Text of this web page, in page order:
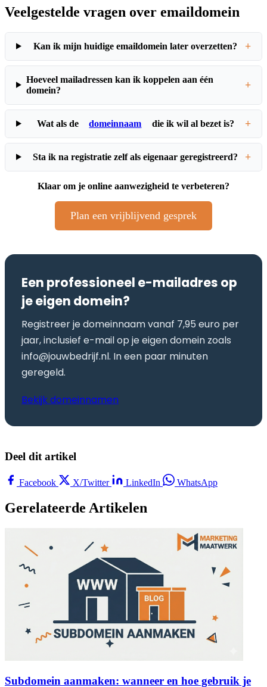
Veelgestelde vragen over emaildomein
Kan ik mijn huidige emaildomein later overzetten? +
Hoeveel mailadressen kan ik koppelen aan één
domein?
+
Wat als de domeinnaam die ik wil al bezet is? +
Sta ik na registratie zelf als eigenaar geregistreerd? +
Klaar om je online aanwezigheid te verbeteren?
Plan een vrijblijvend gesprek
Een professioneel e-mailadres op
je eigen domein?
Registreer je domeinnaam vanaf 7,95 euro per
jaar, inclusief e-mail op je eigen domein zoals
info@jouwbedrijf.nl. In een paar minuten
geregeld.
Bekijk domeinnamen
Deel dit artikel
Facebook X/Twitter LinkedIn WhatsApp
Gerelateerde Artikelen
Subdomein aanmaken: wanneer en hoe gebruik je